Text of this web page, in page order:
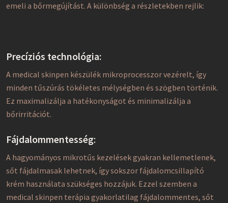
emeli a bőrmegújítást. A különbség a részletekben rejlik:
Precíziós technológia:
A medical skinpen készülék mikroprocesszor vezérelt, így
minden tűszúrás tökéletes mélységben és szögben történik.
Ez maximalizálja a hatékonyságot és minimalizálja a
bőrirritációt.
Fájdalommentesség:
A hagyományos mikrotűs kezelések gyakran kellemetlenek,
sőt fájdalmasak lehetnek, így sokszor fájdalomcsillapító
krém használata szükséges hozzájuk. Ezzel szemben a
medical skinpen terápia gyakorlatilag fájdalommentes, sőt